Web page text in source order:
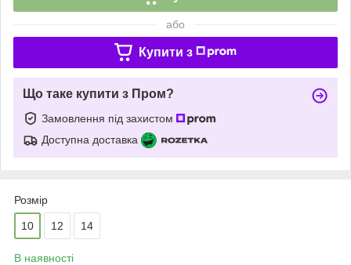
або
Купити з
Що таке купити з Пром?
Замовлення під захистом
Доступна доставка
Розмір
10 12 14
В наявності